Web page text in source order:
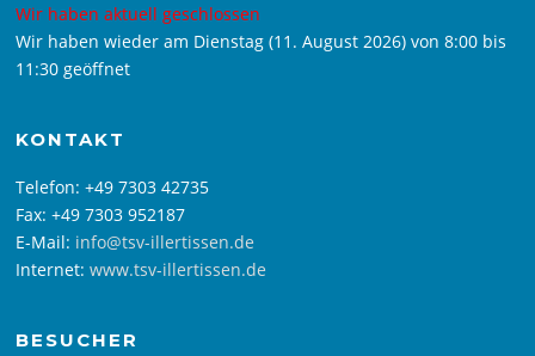
Wir haben aktuell geschlossen
Wir haben wieder am Dienstag (11. August 2026) von 8:00 bis
11:30 geöffnet
KONTAKT
Telefon: +49 7303 42735
Fax: +49 7303 952187
E-Mail: info@tsv-illertissen.de
Internet:www.tsv-illertissen.de
BESUCHER